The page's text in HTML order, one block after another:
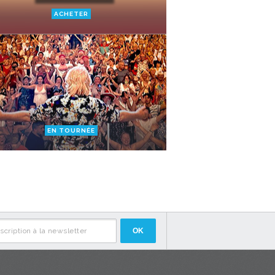
ACHETER
EN TOURNÉE